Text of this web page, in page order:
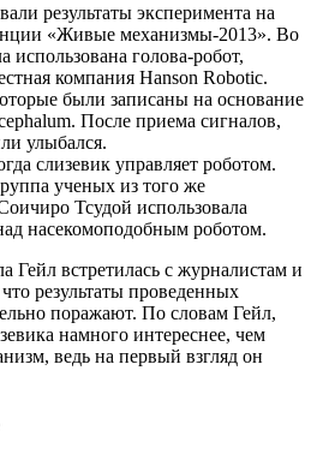
результаты эксперимента на
«Живые механизмы-2013». Во
использована голова-робот,
компания Hanson Robotic.
были записаны на основание
После приема сигналов,
улыбался.
слизевик управляет роботом.
ученых из того же
Тсудой использовала
насекомоподобным роботом.
Гейл встретилась с журналистам и
результаты проведенных
поражают. По словам Гейл,
намного интереснее, чем
ведь на первый взгляд он